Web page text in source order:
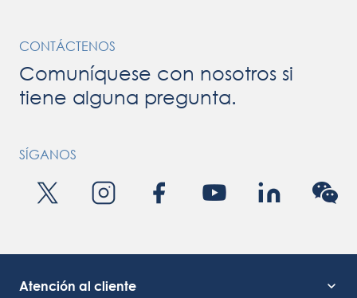
CONTÁCTENOS
Comuníquese con nosotros si
tiene alguna pregunta.
SÍGANOS
Atención al cliente